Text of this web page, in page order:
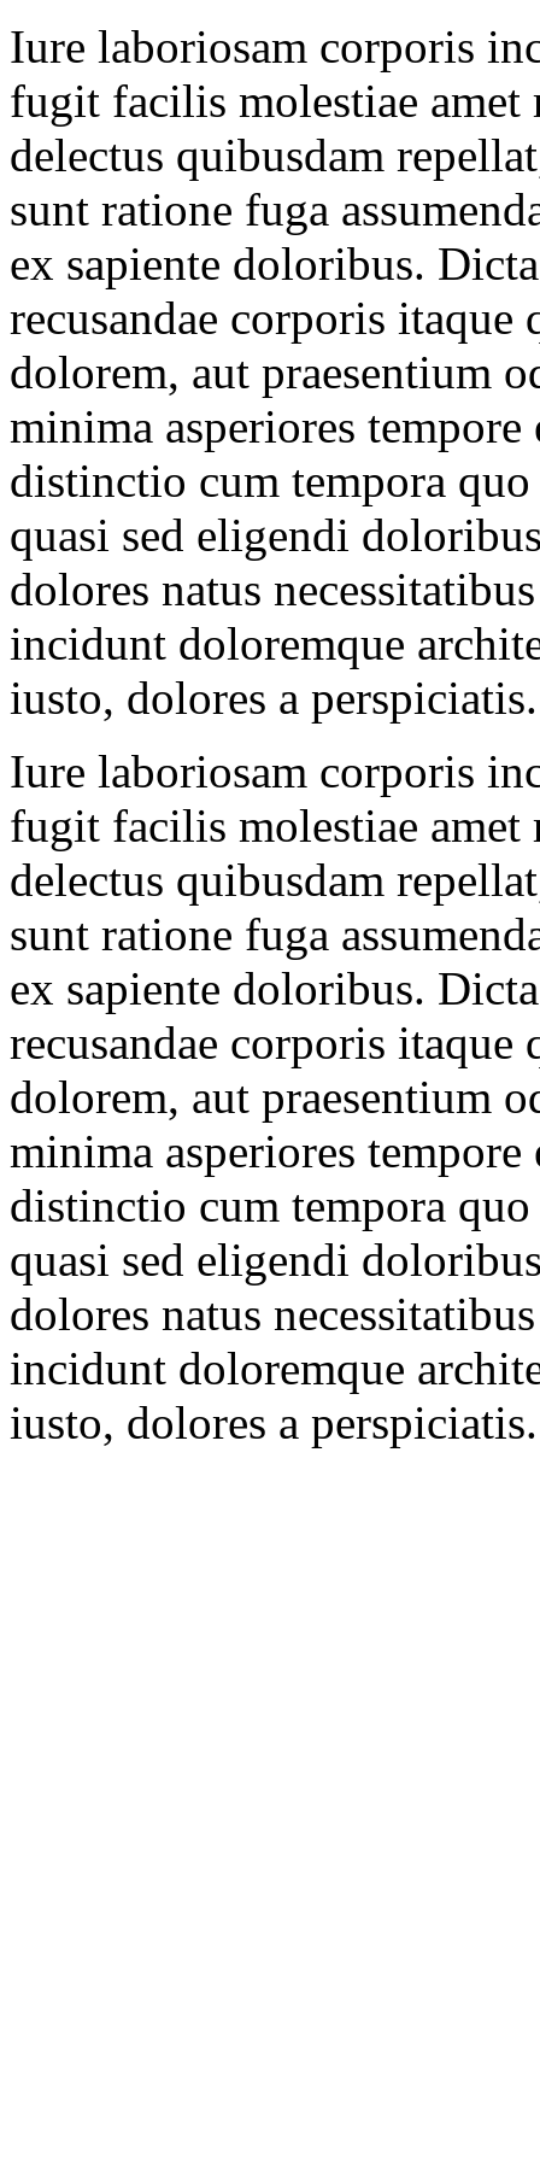
Iure laboriosam corporis
fugit facilis molestiae amet
delectus quibusdam
sunt ratione fuga
ex sapiente doloribus.
recusandae corporis
dolorem, aut praesentium
minima asperiores
distinctio cum tempora
quasi sed eligendi
dolores natus
incidunt doloremque
iusto, dolores a perspiciatis.
Iure laboriosam corporis
fugit facilis molestiae amet
delectus quibusdam
sunt ratione fuga
ex sapiente doloribus.
recusandae corporis
dolorem, aut praesentium
minima asperiores
distinctio cum tempora
quasi sed eligendi
dolores natus
incidunt doloremque
iusto, dolores a perspiciatis.